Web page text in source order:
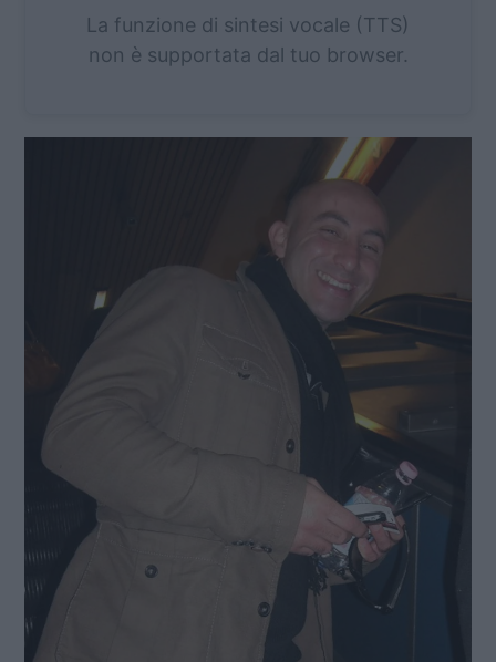
La funzione di sintesi vocale (TTS)
non è supportata dal tuo browser.